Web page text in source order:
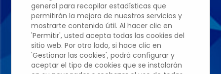
COLEGIO EUROPEO
DE MADRID
general para recopilar estadísticas que
permitirán la mejora de nuestros servicios y
mostrarte contenido útil. Al hacer clic en
'Permitir', usted acepta todas las cookies del
sitio web. Por otro lado, si hace clic en
'Gestionar las cookies', podrá configurar y
aceptar el tipo de cookies que se instalarán